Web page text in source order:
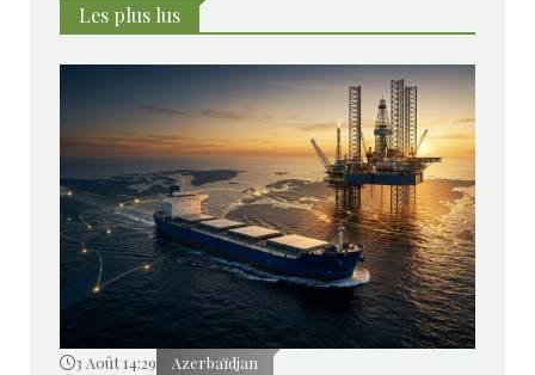
Les plus lus
3 Août 14:29 Azerbaïdjan